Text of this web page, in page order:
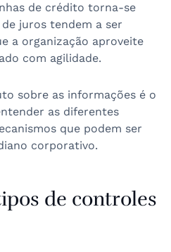
de crédito torna-se
juros tendem a ser
a organização aproveite
com agilidade.
sobre as informações é o
as diferentes
que podem ser
corporativo.
de controles